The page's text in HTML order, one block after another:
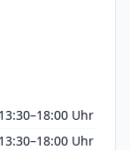
Uhr
Uhr